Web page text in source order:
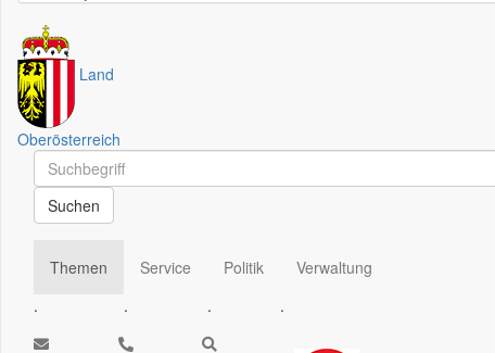
Land
Oberösterreich
Schnellsuche
Schnellsuche
Suchen
Themen
.
Service
.
Politik
.
Verwaltung
.